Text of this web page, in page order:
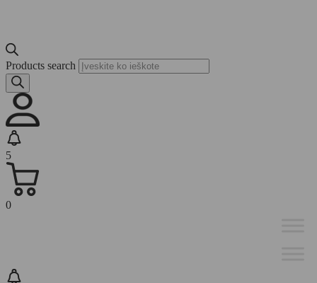
Products search
5
0